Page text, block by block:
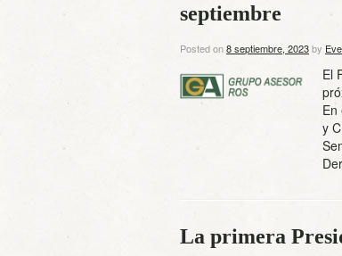
septiembre
Posted on8 septiembre, 2023by
El
En
y
La primera